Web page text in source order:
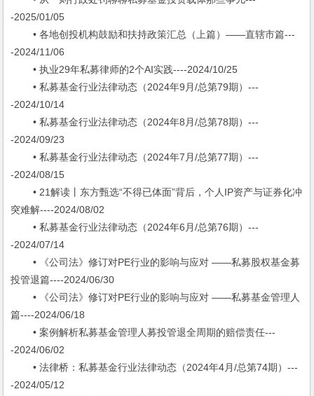
-2025/01/05
• 各地创投机构鼓励和扶持政策汇总（上篇）——直辖市篇---
-2024/11/06
• 执业29年私募律师的2个AI实践----2024/10/25
• 私募基金行业法律动态（2024年9月/总第79期）---
-2024/10/14
• 私募基金行业法律动态（2024年8月/总第78期）---
-2024/09/23
• 私募基金行业法律动态（2024年7月/总第77期）---
-2024/08/15
• 21解读丨东方甄选“不得已体面”背后，个人IP资产与证券化冲
突难解----2024/08/02
• 私募基金行业法律动态（2024年6月/总第76期）---
-2024/07/14
• 《公司法》修订对PE行业的影响与应对 ——私募股权基金募
投管退篇----2024/06/30
• 《公司法》修订对PE行业的影响与应对 ——私募基金管理人
篇----2024/06/18
• 案例解析私募基金管理人募投管退全周期的赔偿责任---
-2024/06/02
• 法律桥：私募基金行业法律动态（2024年4月/总第74期）---
-2024/05/12